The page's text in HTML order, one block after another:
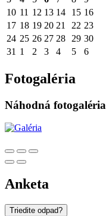
10 11 12 13 14 15 16
17 18 19 20 21 22 23
24 25 26 27 28 29 30
31 1 2 3 4 5 6
Fotogaléria
Náhodná fotogaléria
Anketa
Triedite odpad?